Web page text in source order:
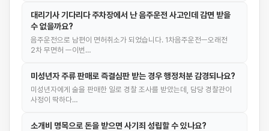
대리기사 기다리다 주차장에서 난 음주운전 사고인데 감면 받을
수 없을까요?
음주운전으로 남편이 면허취소가 되었습니다. 1차음주운전ㅡ오래전
2차 무면허 ㅡ이번…
미성년자 주류 판매로 즉결심판 받는 경우 행정처분 감경되나요?
미성년자에게 술을 판매한 일로 경찰 조사를 받았는데, 담당 경찰관이
사정이 딱하다…
소개비 명목으로 돈을 받으면 사기죄 성립할 수 있나요?